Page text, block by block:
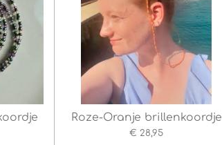
Roze-Oranje brillenkoordje
€ 28,95